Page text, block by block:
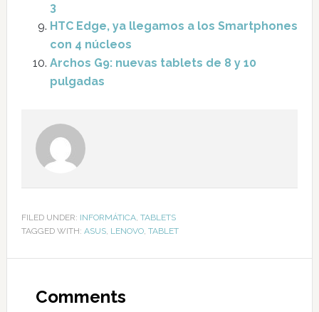
3
HTC Edge, ya llegamos a los Smartphones
con 4 núcleos
Archos G9: nuevas tablets de 8 y 10
pulgadas
FILED UNDER: INFORMÁTICA, TABLETS
TAGGED WITH: ASUS, LENOVO, TABLET
Comments